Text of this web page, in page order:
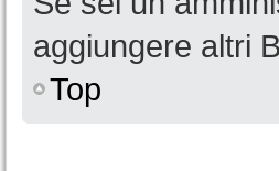
aggiungere altri
Top